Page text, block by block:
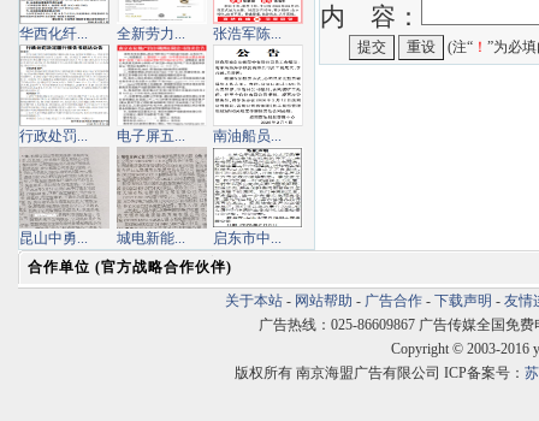
内 容：
(注“ ！ ”为必
华西化纤... 全新劳力... 张浩军陈...
行政处罚... 电子屏五... 南油船员...
昆山中勇... 城电新能...
启东市中...
合作单位 (官方战略合作伙伴)
关于本站 - 网站帮助 - 广告合作 - 下载声明 - 友情
广告热线：025-86609867 广告传媒全国免费
Copyright © 2003-2016
版权所有 南京海盟广告有限公司 ICP备案号：